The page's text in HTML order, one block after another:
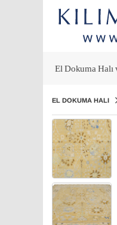
El Dokuma
EL DOKUMA HALI